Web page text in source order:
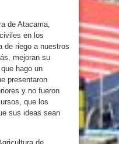
de Atacama,
en los
de riego a nuestros
mejoran su
hago un
presentaron
y no fueron
que los
sus ideas sean